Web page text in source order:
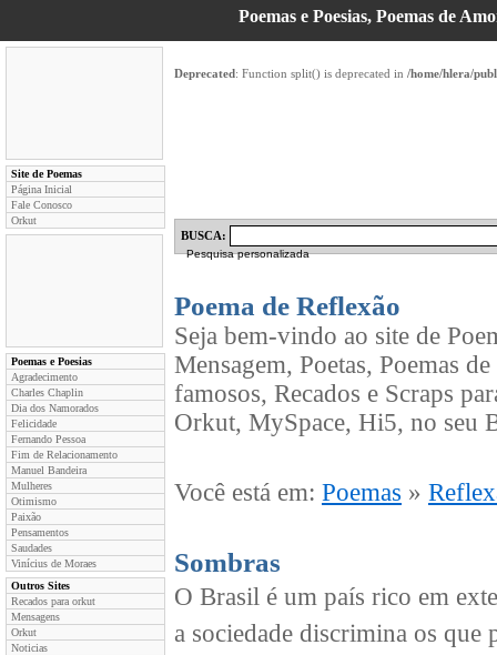
Poemas e Poesias, Poemas de
Site de Poemas
Página Inicial
Fale Conosco
Orkut
Poemas e Poesias
Agradecimento
Charles Chaplin
Dia dos Namorados
Felicidade
Fernando Pessoa
Fim de Relacionamento
Manuel Bandeira
Mulheres
Otimismo
Paixão
Pensamentos
Saudades
Vinícius de Moraes
Outros Sites
Recados para orkut
Mensagens
Orkut
Noticias
Deprecated: Function split() is deprecated in /home/hlera/
BUSCA:
Pesquisa personalizada
Poema de Reflexão
Seja bem-vindo ao site de
Mensagem, Poetas, Poemas
famosos, Recados e Scraps
Orkut, MySpace, Hi5, no seu
Você está em: Poemas »
Sombras
O Brasil é um país rico em
a sociedade discrimina os que